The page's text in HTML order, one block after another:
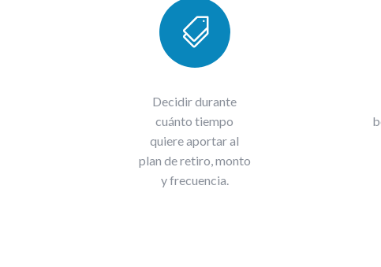

Decidir durante
cuánto tiempo
quiere aportar al
plan de retiro, monto
y frecuencia.